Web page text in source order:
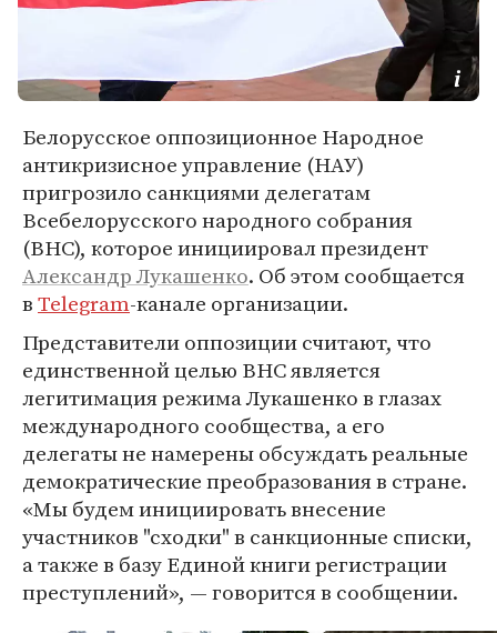
Белорусское оппозиционное Народное
антикризисное управление (НАУ)
пригрозило санкциями делегатам
Всебелорусского народного собрания
(ВНС), которое инициировал президент
Александр Лукашенко. Об этом сообщается
вTelegram-канале организации.
Представители оппозиции считают, что
единственной целью ВНС является
легитимация режима Лукашенко в глазах
международного сообщества, а его
делегаты не намерены обсуждать реальные
демократические преобразования в стране.
«Мы будем инициировать внесение
участников "сходки" в санкционные списки,
а также в базу Единой книги регистрации
преступлений», — говорится в сообщении.